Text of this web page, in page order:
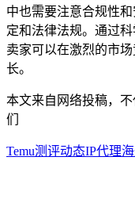
中也需要注意合规性
定和法律法规。通过
卖家可以在激烈的市
长。
本文来自网络投稿，
们
Temu测评动态IP代理